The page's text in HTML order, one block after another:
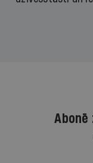
Abonē